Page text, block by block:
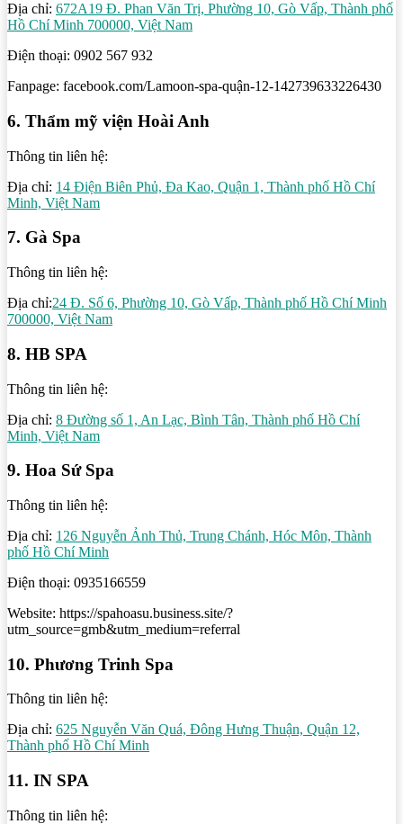
Địa chỉ: 672A19 Đ. Phan Văn Trị, Phường 10, Gò Vấp, Thành phố
Hồ Chí Minh 700000, Việt Nam
Điện thoại: 0902 567 932
Fanpage: facebook.com/Lamoon-spa-quận-12-142739633226430
6. Thẩm mỹ viện Hoài Anh
Thông tin liên hệ:
Địa chỉ: 14 Điện Biên Phủ, Đa Kao, Quận 1, Thành phố Hồ Chí
Minh, Việt Nam
7. Gà Spa
Thông tin liên hệ:
Địa chỉ:24 Đ. Số 6, Phường 10, Gò Vấp, Thành phố Hồ Chí Minh
700000, Việt Nam
8. HB SPA
Thông tin liên hệ:
Địa chỉ: 8 Đường số 1, An Lạc, Bình Tân, Thành phố Hồ Chí
Minh, Việt Nam
9. Hoa Sứ Spa
Thông tin liên hệ:
Địa chỉ: 126 Nguyễn Ảnh Thủ, Trung Chánh, Hóc Môn, Thành
phố Hồ Chí Minh
Điện thoại: 0935166559
Website: https://spahoasu.business.site/?
utm_source=gmb&utm_medium=referral
10. Phương Trinh Spa
Thông tin liên hệ:
Địa chỉ: 625 Nguyễn Văn Quá, Đông Hưng Thuận, Quận 12,
Thành phố Hồ Chí Minh
11. IN SPA
Thông tin liên hệ: